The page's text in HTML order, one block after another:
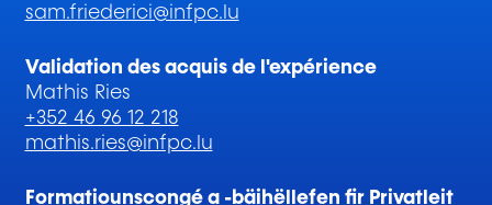
sam.friederici@infpc.lu
Validation des acquis de l'expérience
Mathis Ries
+352 46 96 12 218
mathis.ries@infpc.lu
Formatiounscongé a -bäihëllefen fir Privatleit